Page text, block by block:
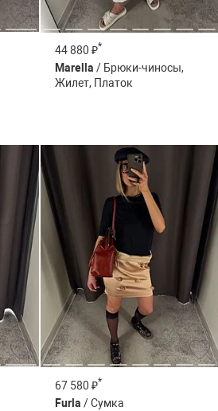
44 880 ₽*
Marella / Брюки-чиносы,
Жилет, Платок
67 580 ₽*
Furla / Сумка